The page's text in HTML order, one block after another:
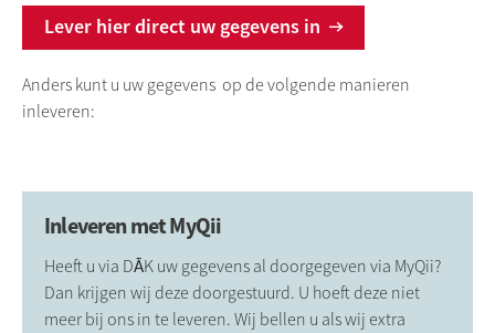
Lever hier direct uw gegevens in
Anders kunt u uw gegevens op de volgende manieren
inleveren:
Inleveren met MyQii
Heeft u via DĀK uw gegevens al doorgegeven via MyQii?
Dan krijgen wij deze doorgestuurd. U hoeft deze niet
meer bij ons in te leveren. Wij bellen u als wij extra